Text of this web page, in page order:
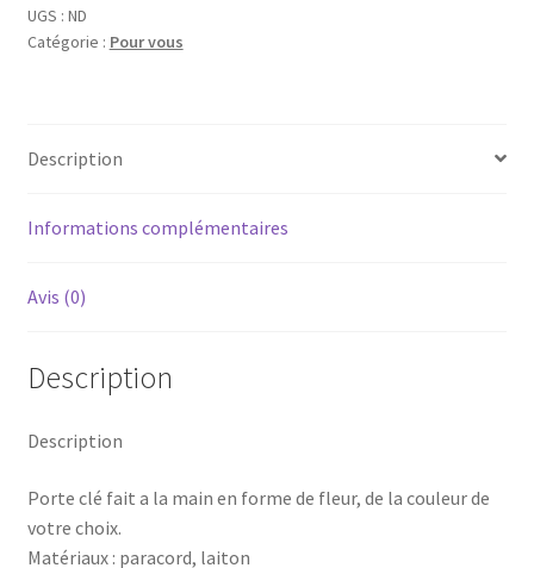
fleur
UGS : ND
Catégorie : Pour vous
Description
Informations complémentaires
Avis (0)
Description
Description
Porte clé fait a la main en forme de fleur, de la couleur de
votre choix.
Matériaux : paracord, laiton